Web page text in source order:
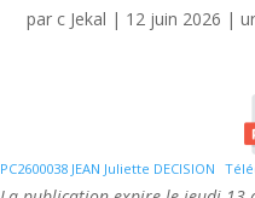
par c Jekal | 12 juin 2026 |
PC2600038 JEAN Juliette DECISION